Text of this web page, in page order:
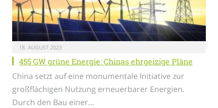
18. AUGUST 2023
455 GW grüne Energie: Chinas ehrgeizige Pläne
China setzt auf eine monumentale Initiative zur
großflächigen Nutzung erneuerbarer Energien.
Durch den Bau einer…